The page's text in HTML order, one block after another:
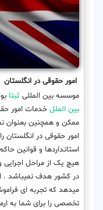
امور حقوقی در انگلستان
موسسه بین المللی ثبتا
بین الملل خدمات امور
ممکن و همچنین بعنوان
امور حقوقی در انگلستان
استانداردها و قوانین
هیچ یک از مراحل اجرایی
در کشور هدف نمیباشد .
میدهد که تجربه ای
تخصصی را برای شما به